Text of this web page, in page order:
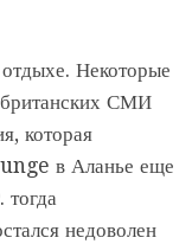
Некоторые
британских СМИ
которая
в Аланье еще
недоволен